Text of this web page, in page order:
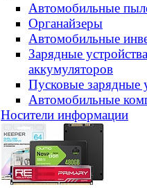
Автомобильные
Органайзеры
Автомобильные
Зарядные
аккумуляторов
Пусковые зарядные
Автомобильные
Носители информации